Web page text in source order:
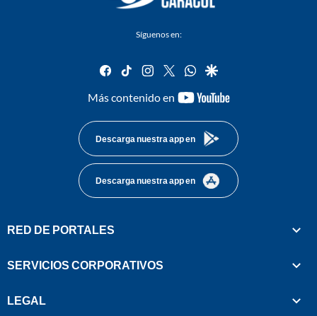
Síguenos en:
facebook
tiktok instagram
twitterwhatsapp
google
Más contenido en
youtube-
Descarga nuestra app en
Descarga nuestra app en
RED DE PORTALES
SERVICIOS CORPORATIVOS
LEGAL